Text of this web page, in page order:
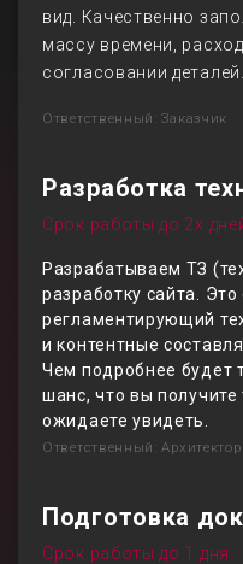
вид. Качественно
массу времени,
согласовании деталей.
Ответственный: Заказчик
Разработка
Срок работы до 2х
Разрабатываем ТЗ
разработку сайта.
регламентирующий
и контентные
Чем подробнее будет
шанс, что вы получите
ожидаете увидеть.
Ответственный: Архитектор
Подготовка
Срок работы до 1 дня